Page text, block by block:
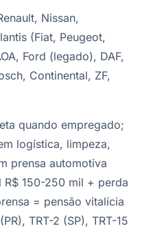
Nissan,
(Fiat, Peugeot,
Ford (legado), DAF,
Continental, ZF,
quando empregado;
logística, limpeza,
prensa automotiva
150-250 mil + perda
= pensão vitalícia
TRT-2 (SP), TRT-15